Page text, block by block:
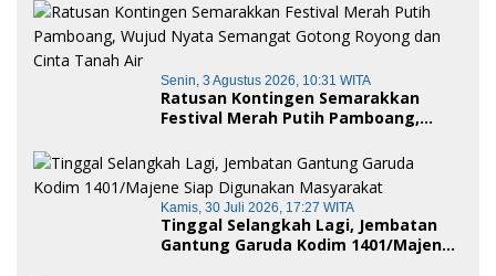
Publik
Senin, 3 Agustus 2026, 10:31 WITA
Ratusan Kontingen Semarakkan
Festival Merah Putih Pamboang,
Royong dan Cinta Tanah Air
Kamis, 30 Juli 2026, 17:27 WITA
Tinggal Selangkah Lagi, Jembatan
Gantung Garuda Kodim 1401/Majene